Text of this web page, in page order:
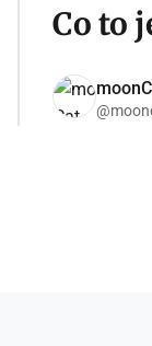
Co to